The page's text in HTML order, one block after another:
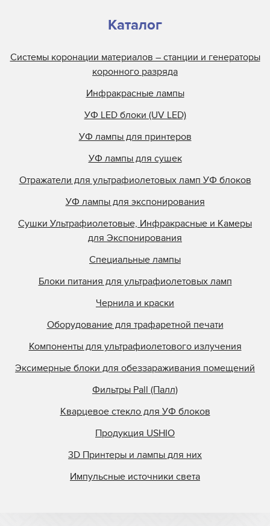
Каталог
Системы коронации материалов – станции и генераторы
коронного разряда
Инфракрасные лампы
УФ LED блоки (UV LED)
УФ лампы для принтеров
УФ лампы для сушек
Отражатели для ультрафиолетовых ламп УФ блоков
УФ лампы для экспонирования
Сушки Ультрафиолетовые, Инфракрасные и Камеры
для Экспонирования
Специальные лампы
Блоки питания для ультрафиолетовых ламп
Чернила и краски
Оборудование для трафаретной печати
Компоненты для ультрафиолетового излучения
Эксимерные блоки для обеззараживания помещений
Фильтры Pall (Палл)
Кварцевое стекло для УФ блоков
Продукция USHIO
3D Принтеры и лампы для них
Импульсные источники света